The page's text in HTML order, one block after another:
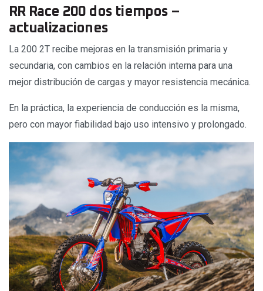
RR Race 200 dos tiempos –
actualizaciones
La 200 2T recibe mejoras en la transmisión primaria y
secundaria, con cambios en la relación interna para una
mejor distribución de cargas y mayor resistencia mecánica.
En la práctica, la experiencia de conducción es la misma,
pero con mayor fiabilidad bajo uso intensivo y prolongado.